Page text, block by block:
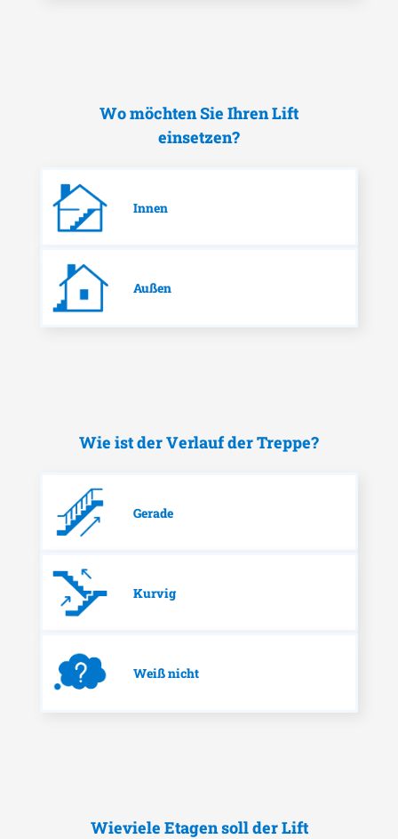
Wo möchten Sie Ihren Lift
einsetzen?
Innen
Außen
Wie ist der Verlauf der Treppe?
Gerade
Kurvig
Weiß nicht
Wieviele Etagen soll der Lift